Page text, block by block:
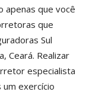
apenas que você
que
Sul
Ceará. Realizar
especialista
exercício